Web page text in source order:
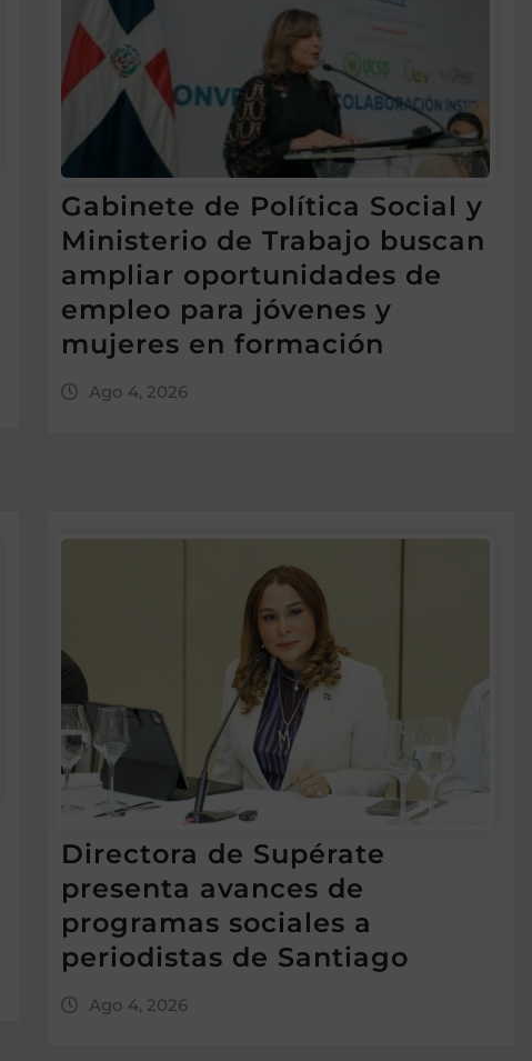
Gabinete de Política Social y
Ministerio de Trabajo buscan
ampliar oportunidades de
empleo para jóvenes y
mujeres en formación
Ago 4, 2026
Directora de Supérate
presenta avances de
programas sociales a
periodistas de Santiago
Ago 4, 2026